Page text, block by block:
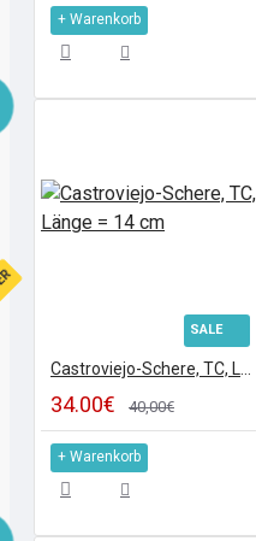
+ Warenkorb
SALE
Castroviejo-Schere, TC, Länge = 14 cm
34.00€ 40,00€
+ Warenkorb